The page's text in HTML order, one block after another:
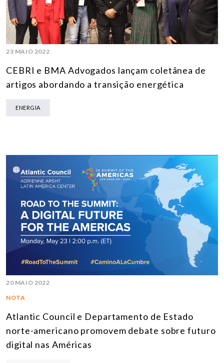
23 MAIO 2022
CEBRI e BMA Advogados lançam coletânea de
artigos abordando a transição energética
ENERGIA
20 MAIO 2022
NOTA
Atlantic Council e Departamento de Estado
norte-americano promovem debate sobre futuro
digital nas Américas